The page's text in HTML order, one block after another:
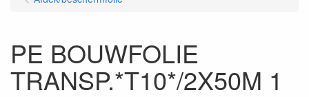
PE BOUWFOLIE
TRANSP.*T10*/2X50M 1